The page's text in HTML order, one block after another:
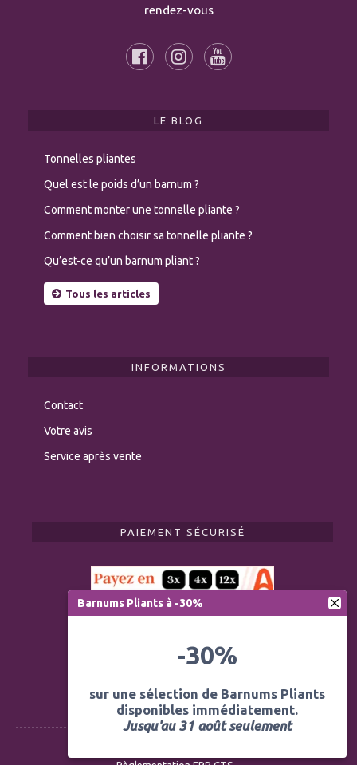
rendez-vous
LE BLOG
Tonnelles pliantes
Quel est le poids d’un barnum ?
Comment monter une tonnelle pliante ?
Comment bien choisir sa tonnelle pliante ?
Qu’est-ce qu’un barnum pliant ?
Tous les articles
INFORMATIONS
Contact
Votre avis
Service après vente
PAIEMENT SÉCURISÉ
Barnums Pliants à -30%
-30%
sur une sélection de Barnums Pliants
disponibles immédiatement.
Jusqu'au 31 août seulement